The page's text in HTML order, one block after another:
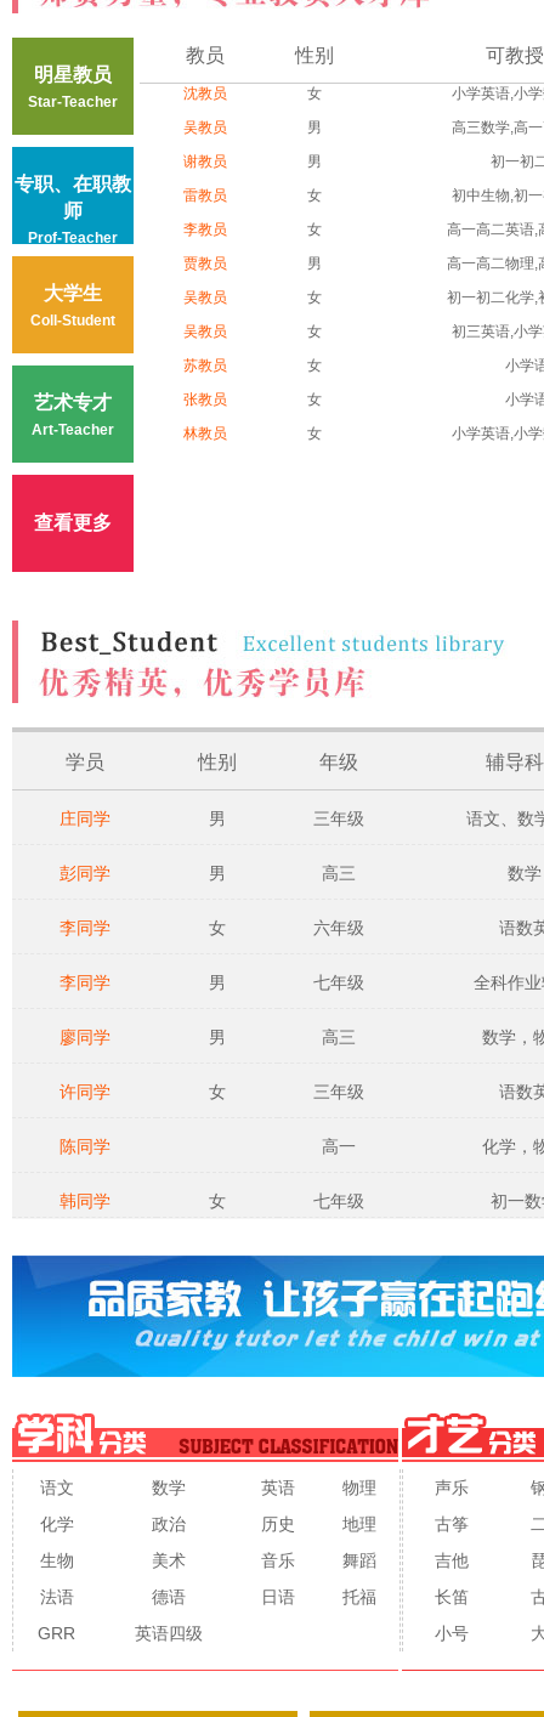
明星教员
Star-Teacher
专职、在职教
师
Prof-Teacher
大学生
Coll-Student
艺术专才
Art-Teacher
查看更多
教员 性别 可教
沈教员 女
小学英语,小
吴教员
男
高三数学,高
谢教员
男
初一初
雷教员
女
初中生物,初
李教员
女
高一高二英语,
贾教员
男
高一高二物理,
吴教员
女
初一初二化学,
吴教员
女
初三英语,小
苏教员
女
小学
张教员
女
小学
林教员
女 小学英语,小
学员 性别 年级 辅导
庄同学 男 三年级 语文、数
彭同学 男 高三 数学
李同学 女 六年级 语数
李同学 男 七年级 全科作
廖同学 男 高三 数学，
许同学 女 三年级 语数
陈同学 高一 化学，
韩同学 女 七年级 初一
语文 数学 英语
物理
化学
政治 历史
地理
生物
美术 音乐
舞蹈
法语
德语 日语
托福
GRR
英语四级
声乐
古筝
吉他
长笛
小号